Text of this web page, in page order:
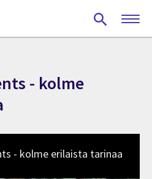
- kolme
- kolme erilaista tarinaa